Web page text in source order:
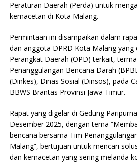
Peraturan Daerah (Perda) untuk
kemacetan di Kota Malang.
Permintaan ini disampaikan dalam
dan anggota DPRD Kota Malang yang
Perangkat Daerah (OPD) terkait,
Penanggulangan Bencana Darah
(Dinkes), Dinas Sosial (Dinsos), pada
BBWS Brantas Provinsi Jawa Timur.
Rapat yang digelar di Gedung
Desember 2025, dengan tema
bencana bersama Tim
Malang”, bertujuan untuk mencari
dan kemacetan yang sering melanda